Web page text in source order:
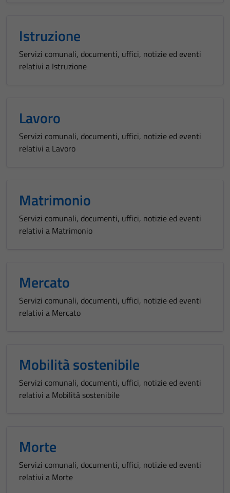
Istruzione
Servizi comunali, documenti, uffici, notizie ed eventi
relativi a Istruzione
Lavoro
Servizi comunali, documenti, uffici, notizie ed eventi
relativi a Lavoro
Matrimonio
Servizi comunali, documenti, uffici, notizie ed eventi
relativi a Matrimonio
Mercato
Servizi comunali, documenti, uffici, notizie ed eventi
relativi a Mercato
Mobilità sostenibile
Servizi comunali, documenti, uffici, notizie ed eventi
relativi a Mobilità sostenibile
Morte
Servizi comunali, documenti, uffici, notizie ed eventi
relativi a Morte